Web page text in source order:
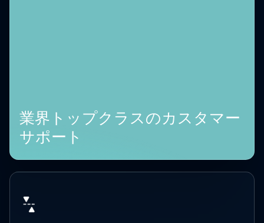
業界トップクラスのカスタマー
サポート